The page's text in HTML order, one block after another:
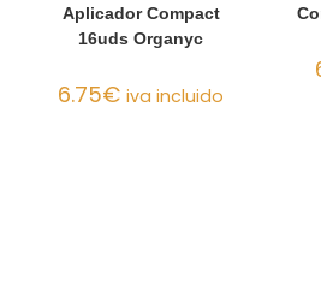
Aplicador Compact
16uds Organyc
6.75€ iva incluido